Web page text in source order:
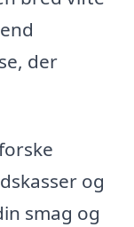
der
og
smag og